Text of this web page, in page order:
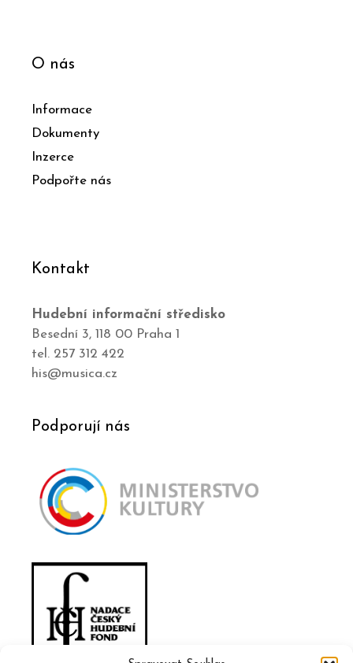
O nás
Informace
Dokumenty
Inzerce
Podpořte nás
Kontakt
Hudební informační středisko
Besední 3, 118 00 Praha 1
tel. 257 312 422
his@musica.cz
Podporují nás